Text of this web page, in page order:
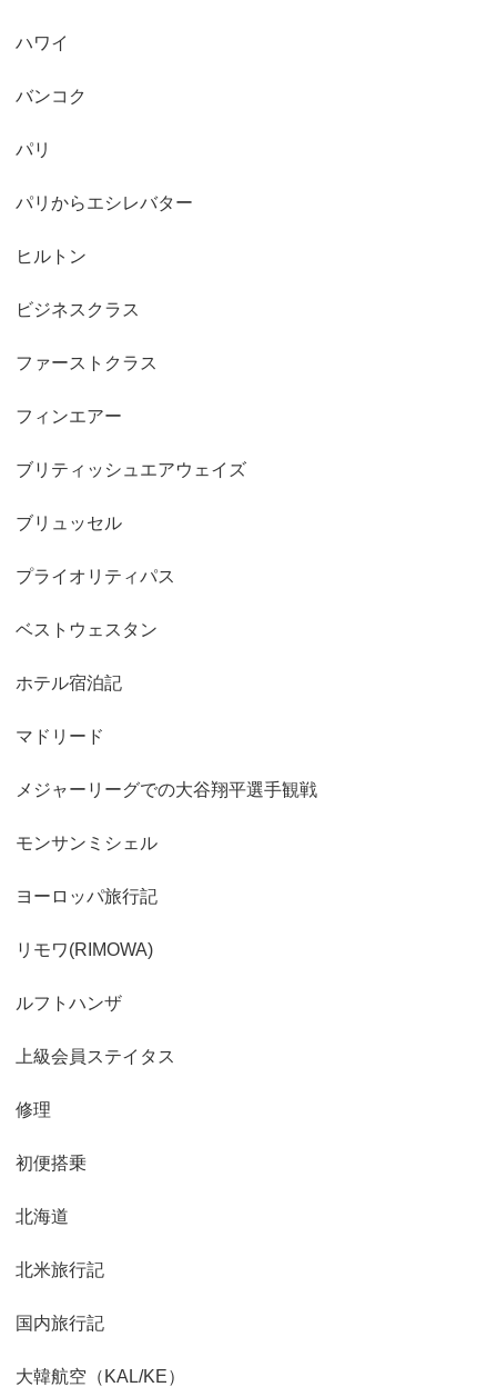
ハワイ
バンコク
パリ
パリからエシレバター
ヒルトン
ビジネスクラス
ファーストクラス
フィンエアー
ブリティッシュエアウェイズ
ブリュッセル
プライオリティパス
ベストウェスタン
ホテル宿泊記
マドリード
メジャーリーグでの大谷翔平選手観戦
モンサンミシェル
ヨーロッパ旅行記
リモワ(RIMOWA)
ルフトハンザ
上級会員ステイタス
修理
初便搭乗
北海道
北米旅行記
国内旅行記
大韓航空（KAL/KE）